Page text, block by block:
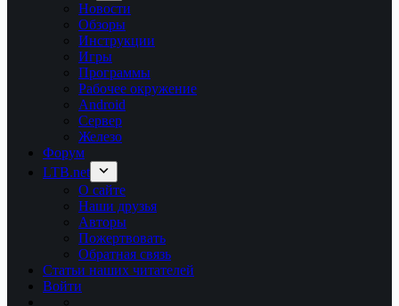
Новости
Обзоры
Инструкции
Игры
Программы
Рабочее окружение
Android
Сервер
Железо
Форум
LTB.net
О сайте
Наши друзья
Авторы
Пожертвовать
Обратная связь
Статьи наших читателей
Войти